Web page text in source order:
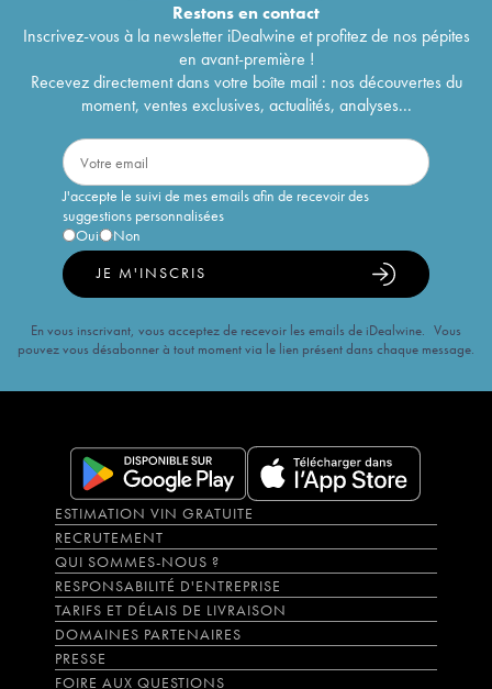
Restons encontact
Inscrivez-vous à la newsletter iDealwine et profitez de nos pépites
en avant-première !
Recevez directement dans votre boîte mail : nos découvertes du
moment, ventes exclusives, actualités, analyses...
J'accepte le suivi de mes emails afin de recevoir des
suggestions personnalisées
Oui
Non
JE M'INSCRIS
En vous inscrivant, vous acceptez de recevoir les emails de iDealwine. Vous
pouvez vous désabonner à tout moment via le lien présent dans chaque message.
ESTIMATION VIN GRATUITE
RECRUTEMENT
QUI SOMMES-NOUS ?
RESPONSABILITÉ D'ENTREPRISE
TARIFS ET DÉLAIS DE LIVRAISON
DOMAINES PARTENAIRES
PRESSE
FOIRE AUX QUESTIONS